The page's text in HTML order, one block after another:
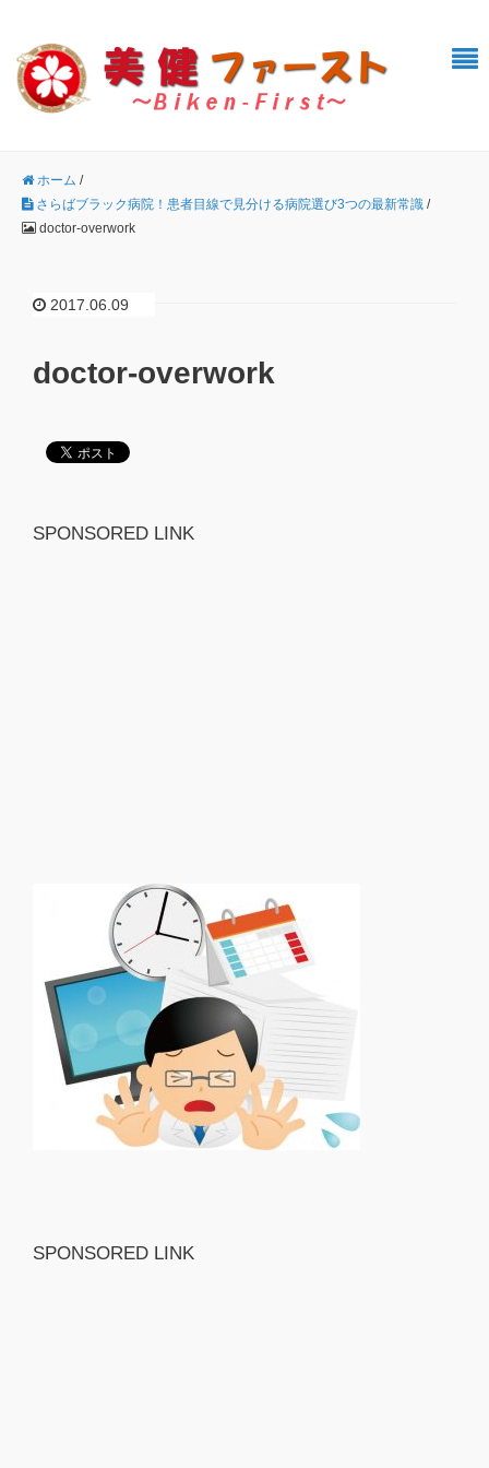
ホーム /
さらばブラック病院！患者目線で見分ける病院選び3つの最新常識 /
doctor-overwork
2017.06.09
doctor-overwork
SPONSORED LINK
SPONSORED LINK